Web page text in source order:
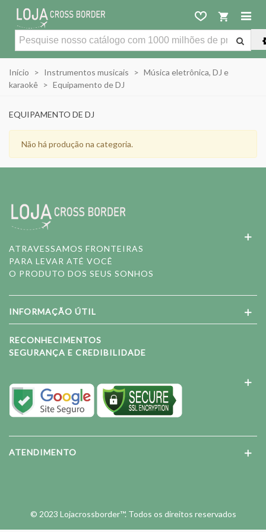
Início > Instrumentos musicais > Música eletrônica, DJ e
karaokê > Equipamento de DJ
EQUIPAMENTO DE DJ
Não há produção na categoria.
ATRAVESSAMOS FRONTEIRAS
PARA LEVAR ATÉ VOCÊ
O PRODUTO DOS SEUS SONHOS
INFORMAÇÃO ÚTIL
RECONHECIMENTOS
SEGURANÇA E CREDIBILIDADE
ATENDIMENTO
© 2023 Lojacrossborder™. Todos os direitos reservados